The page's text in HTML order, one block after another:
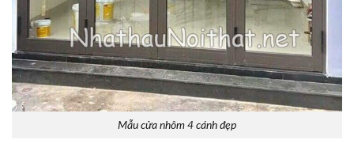
Mẫu cửa nhôm 4 cánh đẹp